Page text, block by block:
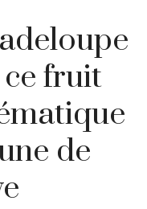
fruit
de